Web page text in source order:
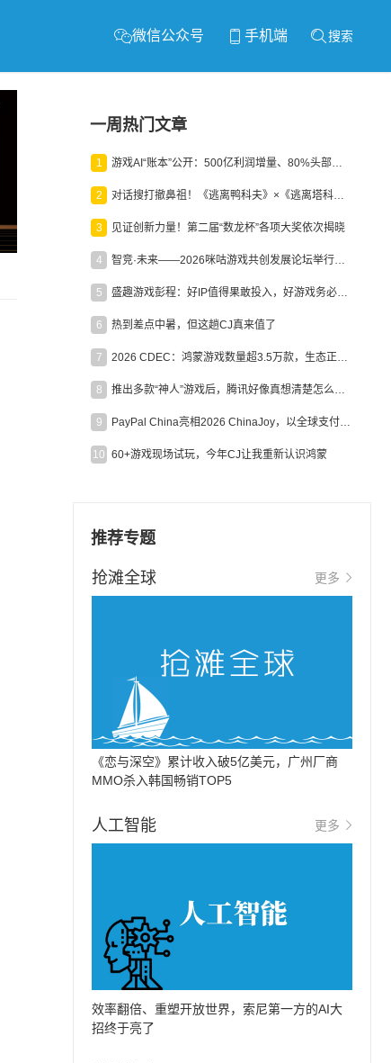
微信公众号 手机端 搜索
一周热门文章
1 游戏AI“账本”公开：500亿利润增量、80%头部入局，谁在闷声发财？
2 对话搜打撤鼻祖！《逃离鸭科夫》×《逃离塔科夫》官方线下沙龙落幕
3 见证创新力量！第二届“数龙杯”各项大奖依次揭晓
4 智竞·未来——2026咪咕游戏共创发展论坛举行：聚力精品内容、AI创作与电竞生态，共建高品质益智健康游戏社区
5 盛趣游戏彭程：好IP值得果敢投入，好游戏务必长效经营
6 热到差点中暑，但这趟CJ真来值了
7 2026 CDEC：鸿蒙游戏数量超3.5万款，生态正循环加速产业高质量发展
8 推出多款“神人”游戏后，腾讯好像真想清楚怎么做二次元了
9 PayPal China亮相2026 ChinaJoy，以全球支付能力助力中国游戏企业深化全球运营
10 60+游戏现场试玩，今年CJ让我重新认识鸿蒙
推荐专题
抢滩全球 更多
《恋与深空》累计收入破5亿美元，广州厂商
MMO杀入韩国畅销TOP5
人工智能 更多
效率翻倍、重塑开放世界，索尼第一方的AI大
招终于亮了